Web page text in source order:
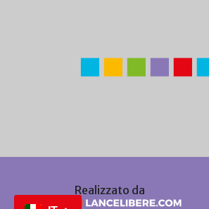
Realizzato da